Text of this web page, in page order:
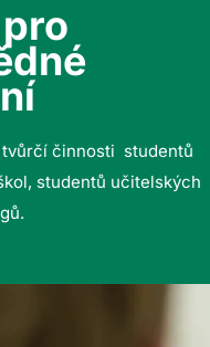
tvůrčí činnosti studentů
studentů učitelských